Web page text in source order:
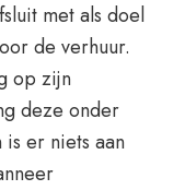
met als doel
de verhuur.
op zijn
deze onder
er niets aan